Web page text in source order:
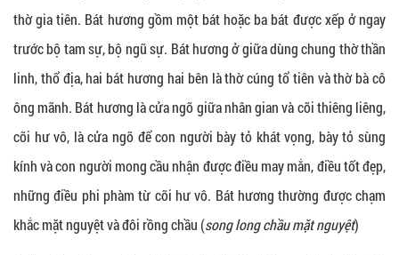
thờ gia tiên. Bát hương gồm một bát hoặc ba bát được xếp ở ngay
trước bộ tam sự, bộ ngũ sự. Bát hương ở giữa dùng chung thờ thần
linh, thổ địa, hai bát hương hai bên là thờ cúng tổ tiên và thờ bà cô
ông mãnh. Bát hương là cửa ngõ giữa nhân gian và cõi thiêng liêng,
cõi hư vô, là cửa ngõ để con người bày tỏ khát vọng, bày tỏ sùng
kính và con người mong cầu nhận được điều may mắn, điều tốt đẹp,
những điều phi phàm từ cõi hư vô. Bát hương thường được chạm
khắc mặt nguyệt và đôi rồng chầu (song long chầu mặt nguyệt)